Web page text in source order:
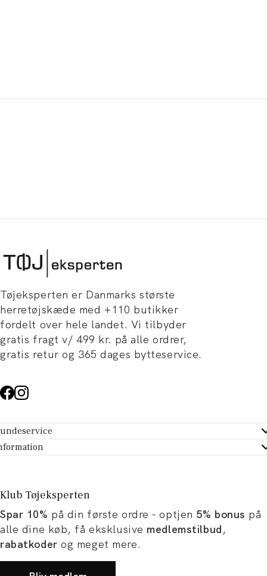
Tøjeksperten er Danmarks største
herretøjskæde med +110 butikker
fordelt over hele landet. Vi tilbyder
gratis fragt v/ 499 kr. på alle ordrer,
gratis retur og 365 dages bytteservice.
- Hjælpecenter
dit køb
Tøjeksperten
og artikler
og karriere
Klub Tøjeksperten
Spar 10% på din første ordre - optjen 5% bonus på
alle dine køb, få eksklusive medlemstilbud,
rabatkoder og meget mere.